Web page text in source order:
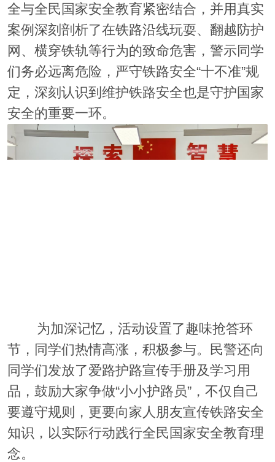
全与全民国家安全教育紧密结合，并用真实
案例深刻剖析了在铁路沿线玩耍、翻越防护
网、横穿铁轨等行为的致命危害，警示同学
们务必远离危险，严守铁路安全“十不准”规
定，深刻认识到维护铁路安全也是守护国家
安全的重要一环。
为加深记忆，活动设置了趣味抢答环
节，同学们热情高涨，积极参与。民警还向
同学们发放了爱路护路宣传手册及学习用
品，鼓励大家争做“小小护路员”，不仅自己
要遵守规则，更要向家人朋友宣传铁路安全
知识，以实际行动践行全民国家安全教育理
念。